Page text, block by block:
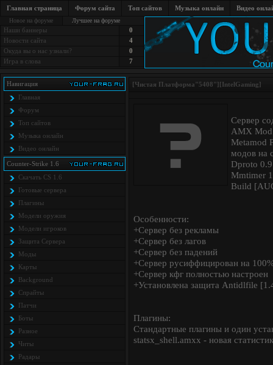
Главная страница Форум сайта Топ сайтов Музыка онлайн Видео
Новое на форуме Лучшее на форуме
Наши баннеры
0
Новости сайта
4
Окуда вы о нас узнали?
0
Игра в слова
7
Навигация
Главная
Форум
Топ сайтов
Музыка онлайн
Видео онлайн
Counter-Strike 1.6
Скачать CS 1.6
Готовые сервера
Плагины
Модели оружия
Модели игроков
Защита Cервера
Моды
Карты
Background
Спрайты
Патчи
Боты
Разное
Читы
Радары
[Чистая Платформа"5408"][IntelGaming]
Сервер
AMX
Metamod
модов на
Dproto
Mmtimer
Build
Особенности:
+Сервер без рекламы
+Сервер без лагов
+Сервер без падений
+Сервер русиффицирован на
+Сервер кфг полностью настроен
+Установлена защита Antidlfile
Плагины:
Стандартные плагины и один
statsx_shell.amxx - новая